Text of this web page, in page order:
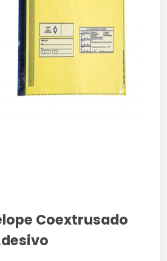
Coextrusado